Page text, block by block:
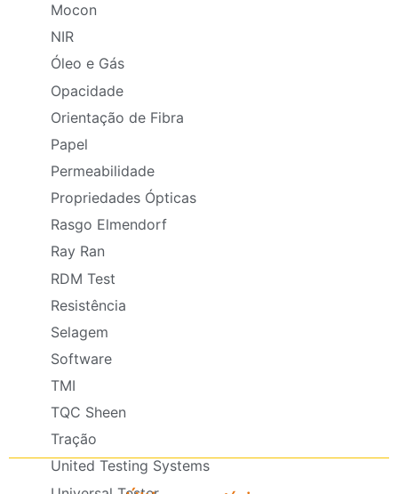
Mocon
NIR
Óleo e Gás
Opacidade
Orientação de Fibra
Papel
Permeabilidade
Propriedades Ópticas
Rasgo Elmendorf
Ray Ran
RDM Test
Resistência
Selagem
Software
TMI
TQC Sheen
Tração
United Testing Systems